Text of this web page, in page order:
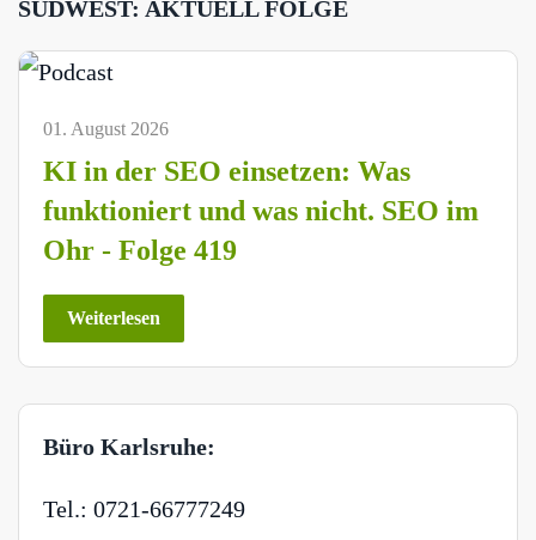
SÜDWEST: AKTUELL FOLGE
01. August 2026
KI in der SEO einsetzen: Was
funktioniert und was nicht. SEO im
Ohr - Folge 419
Weiterlesen
Büro Karlsruhe:
Tel.: 0721-66777249